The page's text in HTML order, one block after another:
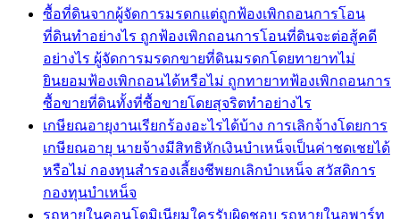
ซื้อที่ดินจากผู้จัดการมรดกแต่ถูกฟ้องเพิกถอนการโอน
ที่ดินทำอย่างไร ถูกฟ้องเพิกถอนการโอนที่ดินจะต่อสู้คดี
อย่างไร ผู้จัดการมรดกขายที่ดินมรดกโดยทายาทไม่
ยินยอมฟ้องเพิกถอนได้หรือไม่ ถูกทายาทฟ้องเพิกถอนการ
ซื้อขายที่ดินทั้งที่ซื้อขายโดยสุจริตทำอย่างไร
เกษียณอายุงานเรียกร้องอะไรได้บ้าง การเลิกจ้างโดยการ
เกษียณอายุ นายจ้างมีสิทธิหักเงินบำเหน็จเป็นค่าชดเชยได้
หรือไม่ กองทุนสำรองเลี้ยงชีพยกเลิกบำเหน็จ สวัสดิการ
กองทุนบำเหน็จ
รถหายในคอนโดมิเนียมใครรับผิดชอบ รถหายในอพาร์ท